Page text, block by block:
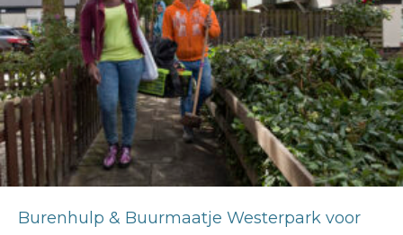
Burenhulp & Buurmaatje Westerpark voor